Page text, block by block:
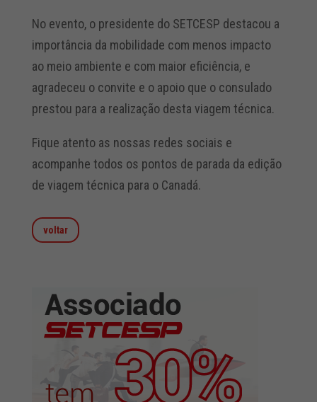
No evento, o presidente do SETCESP destacou a
importância da mobilidade com menos impacto
ao meio ambiente e com maior eficiência, e
agradeceu o convite e o apoio que o consulado
prestou para a realização desta viagem técnica.
Fique atento as nossas redes sociais e
acompanhe todos os pontos de parada da edição
de viagem técnica para o Canadá.
voltar